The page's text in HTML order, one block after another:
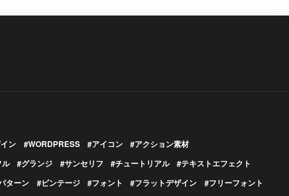
ン WORDPRESS アイコン
アクション素材
グランジ サンセリフ チュートリアル
テキストエフェクト
ターン ビンテージ フォント フラットデザイン
フリーフォント